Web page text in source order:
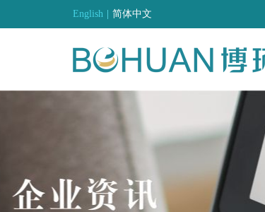
English 简体中文